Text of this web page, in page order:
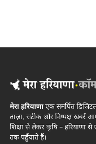
मेरा हरियाणाएक समर्पित
ताज़ा, सटीक और निष्पक्ष खबरें
शिक्षा से लेकर कृषि – हरियाणा
तक पहुँचाते हैं।